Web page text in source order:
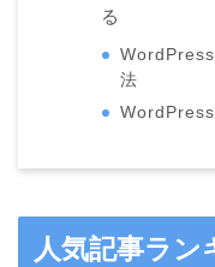
る
法
人気記事ラン